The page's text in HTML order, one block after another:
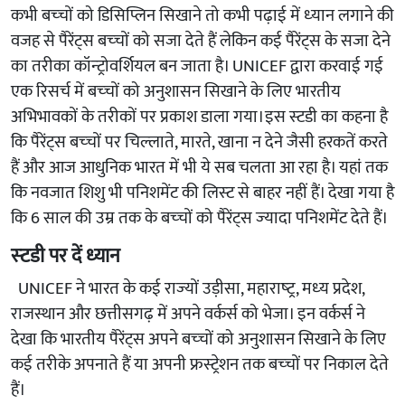
कभी बच्‍चों को डिसिप्लिन सिखाने तो कभी पढ़ाई में ध्‍यान लगाने की
वजह से पैरेंट्स बच्‍चों को सजा देते हैं लेकिन कई पैरेंट्स के सजा देने
का तरीका कॉन्‍ट्रोवर्शियल बन जाता है। UNICEF द्वारा करवाई गई
एक रिसर्च में बच्‍चों को अनुशासन सिखाने के लिए भारतीय
अभिभावकों के तरीकों पर प्रकाश डाला गया।इस स्‍टडी का कहना है
कि पैरेंट्स बच्‍चों पर चिल्‍लाते, मारते, खाना न देने जैसी हरकतें करते
हैं और आज आधुनिक भारत में भी ये सब चलता आ रहा है। यहां तक
कि नवजात शिशु भी पनिशमेंट की लिस्‍ट से बाहर नहीं हैं। देखा गया है
कि 6 साल की उम्र तक के बच्‍चों को पैरेंट्स ज्‍यादा पनिशमेंट देते हैं।
स्‍टडी पर दें ध्‍यान
UNICEF ने भारत के कई राज्‍यों उड़ीसा, महाराष्‍ट्र, मध्‍य प्रदेश,
राजस्‍थान और छत्तीसगढ़ में अपने वर्कर्स को भेजा। इन वर्कर्स ने
देखा कि भारतीय पैरेंट्स अपने बच्‍चों को अनुशासन सिखाने के लिए
कई तरीके अपनाते हैं या अपनी फ्रस्‍ट्रेशन तक बच्‍चों पर निकाल देते
हैं।